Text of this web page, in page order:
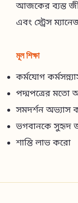
আজকের ব্যস্ত
এবং স্ট্রেস
মূল শিক্ষা
কর্মযোগ
পদ্মপত্রের মতো
সমদর্শন অভ্যাস
ভগবানকে সুহৃদ
শান্তি লাভ করো